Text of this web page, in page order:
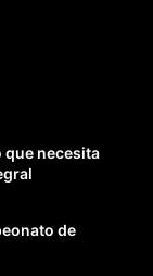
que necesita
de